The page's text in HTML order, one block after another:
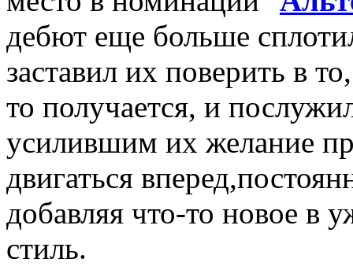
дебют еще больше
заставил их поверить в
то получается, и
усилившим их желание
двигаться
добавляя что-то новое в
стиль.